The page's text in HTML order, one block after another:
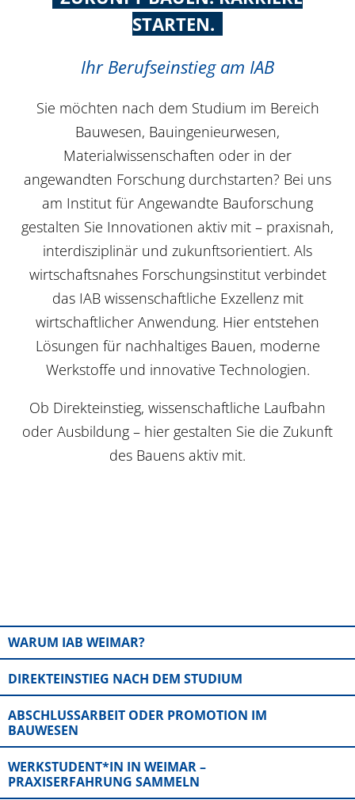
STARTEN.
Ihr Berufseinstieg am IAB
Sie möchten nach dem Studium im Bereich
Bauwesen, Bauingenieurwesen,
Materialwissenschaften oder in der
angewandten Forschung durchstarten? Bei uns
am Institut für Angewandte Bauforschung
gestalten Sie Innovationen aktiv mit – praxisnah,
interdisziplinär und zukunftsorientiert. Als
wirtschaftsnahes Forschungsinstitut verbindet
das IAB wissenschaftliche Exzellenz mit
wirtschaftlicher Anwendung. Hier entstehen
Lösungen für nachhaltiges Bauen, moderne
Werkstoffe und innovative Technologien.
Ob Direkteinstieg, wissenschaftliche Laufbahn
oder Ausbildung – hier gestalten Sie die Zukunft
des Bauens aktiv mit.
WARUM IAB WEIMAR?
DIREKTEINSTIEG NACH DEM STUDIUM
ABSCHLUSSARBEIT ODER PROMOTION IM
BAUWESEN
WERKSTUDENT*IN IN WEIMAR –
PRAXISERFAHRUNG SAMMELN